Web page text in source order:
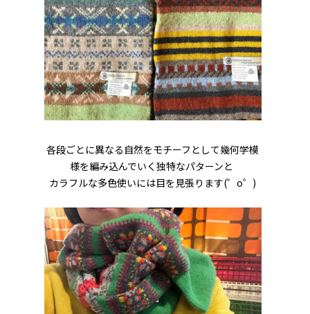
各段ごとに異なる自然をモチーフとして幾何学模
様を編み込んでいく独特なパターンと
カラフルな多色使いには目を見張ります(゜o゜)